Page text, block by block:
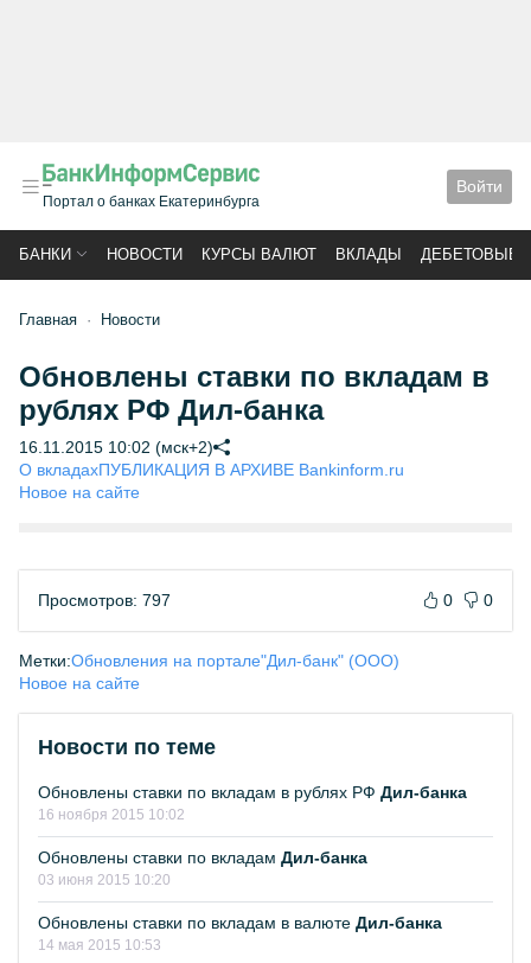
Портал о банках Екатеринбурга
Войти
БАНКИ НОВОСТИ КУРСЫ ВАЛЮТ ВКЛАДЫ ДЕБЕТОВЫЕ
Главная Новости
Обновлены ставки по вкладам в
рублях РФ Дил-банка
16.11.2015 10:02 (мск+2)
О вкладахПУБЛИКАЦИЯ В АРХИВЕ Bankinform.ru
Новое на сайте
Просмотров: 797 0 0
Метки:Обновления на портале"Дил-банк" (ООО)
Новое на сайте
Новости по теме
Обновлены ставки по вкладам в рублях РФ Дил-банка
16 ноября 2015 10:02
Обновлены ставки по вкладам Дил-банка
03 июня 2015 10:20
Обновлены ставки по вкладам в валюте Дил-банка
14 мая 2015 10:53